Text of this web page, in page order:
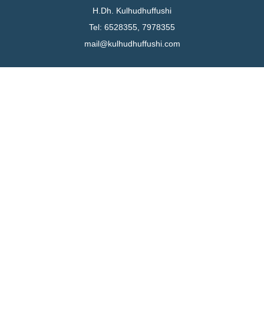
H.Dh. Kulhudhuffushi
Tel: 6528355, 7978355
mail@kulhudhuffushi.com